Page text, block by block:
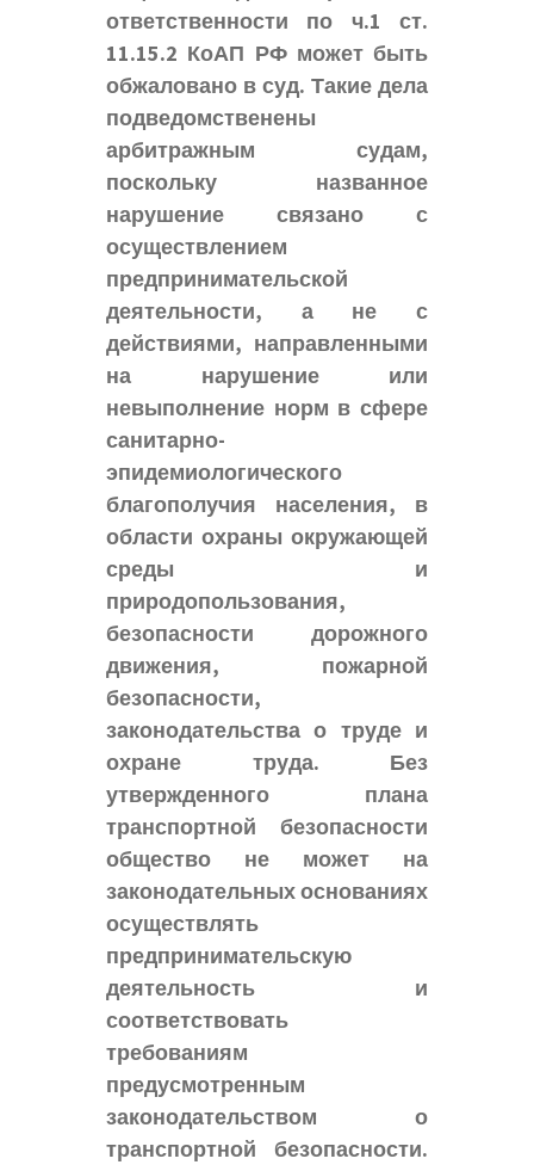
ответственности по ч.1 ст.
11.15.2 КоАП РФ может быть
обжаловано в суд. Такие дела
подведомственены
арбитражным судам,
поскольку названное
нарушение связано с
осуществлением
предпринимательской
деятельности, а не с
действиями, направленными
на нарушение или
невыполнение норм в сфере
санитарно-
эпидемиологического
благополучия населения, в
области охраны окружающей
среды и
природопользования,
безопасности дорожного
движения, пожарной
безопасности,
законодательства о труде и
охране труда. Без
утвержденного плана
транспортной безопасности
общество не может на
законодательных основаниях
осуществлять
предпринимательскую
деятельность и
соответствовать
требованиям
предусмотренным
законодательством о
транспортной безопасности.